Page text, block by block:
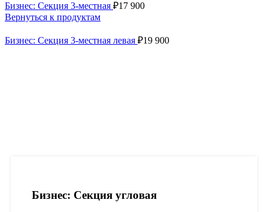
Бизнес: Секция 3-местная ₽17 900
Вернуться к продуктам
Бизнес: Секция 3-местная левая ₽19 900
Бизнес: Секция угловая